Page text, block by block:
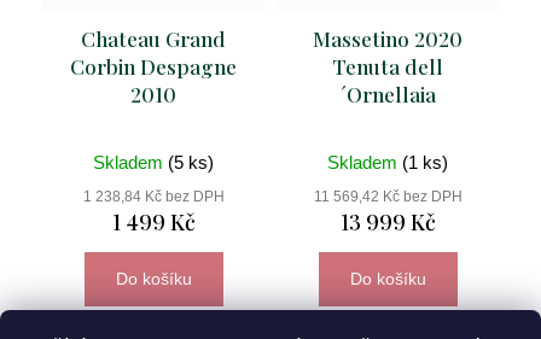
Chateau Grand
Corbin Despagne
2010
Skladem (5 ks)
1 238,84 Kč bez DPH
1 499 Kč
Do košíku
Massetino 2020
Tenuta dell
´Ornellaia
Skladem (1 ks)
11 569,42 Kč bez DPH
13 999 Kč
Do košíku